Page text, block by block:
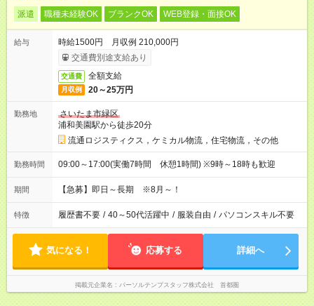
派遣 職種未経験OK ブランクOK WEB登録・面接OK
給与
時給1500円 月収例 210,000円
交通費別途支給あり
交通費 全額支給
月収例 20～25万円
勤務地
さいたま市緑区
浦和美園駅から徒歩20分
流通ロジスティクス，ケミカル物流，住宅物流，その他
勤務時間 09:00～17:00(実働7時間 休憩1時間) ※9時～18時も歓迎
期間 【急募】即日～長期 ※8月～！
特徴 履歴書不要 / 40～50代活躍中 / 服装自由 / パソコンスキル不要
気になる！ 応募する 詳細へ
掲載元企業名 パーソルテンプスタッフ株式会社 首都圏